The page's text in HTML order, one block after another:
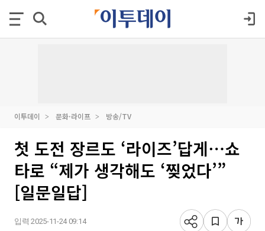
이투데이 문화·라이프 방송/TV
첫 도전 장르도 ‘라이즈’답게⋯쇼
타로 “제가 생각해도 ‘찢었다’”
[일문일답]
입력 2025-11-24 09:14